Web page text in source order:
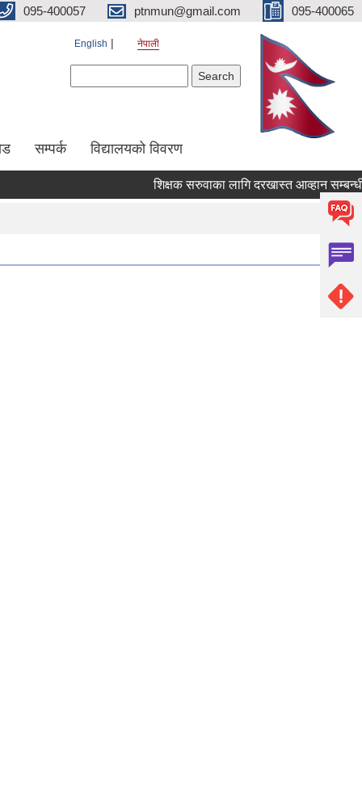
095-400057 ptnmun@gmail.com 095-400065
English नेपाली
सम्पर्क विद्यालयको विवरण
शिक्षक सरुवाका लागि दरखास्त आव्हान सम्बन्धी